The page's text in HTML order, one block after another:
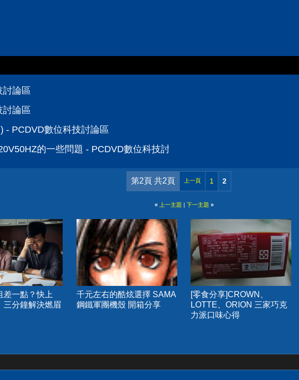
論區
討論區
- PCDVD數位科技討論區
的一些問題 - PCDVD數位科技討論區
第2頁 共2頁 上一頁 1 2
« 上一主題 | 下一主題 »
差一點？快上
三分鐘解決燃眉
千元左右的酷炫選擇 SAMA
鋼鐵軍團機殼 開箱分享
[零食分享]CROWN、
LOTTE、ORION 三家巧克
力派口味心得